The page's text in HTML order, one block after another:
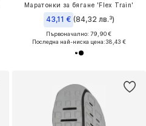
Маратонки за бягане 'Flex Train'
43,11 € (84,32 лв.³)
Първоначално: 79,90 €
Последна най-ниска цена:38,43 €